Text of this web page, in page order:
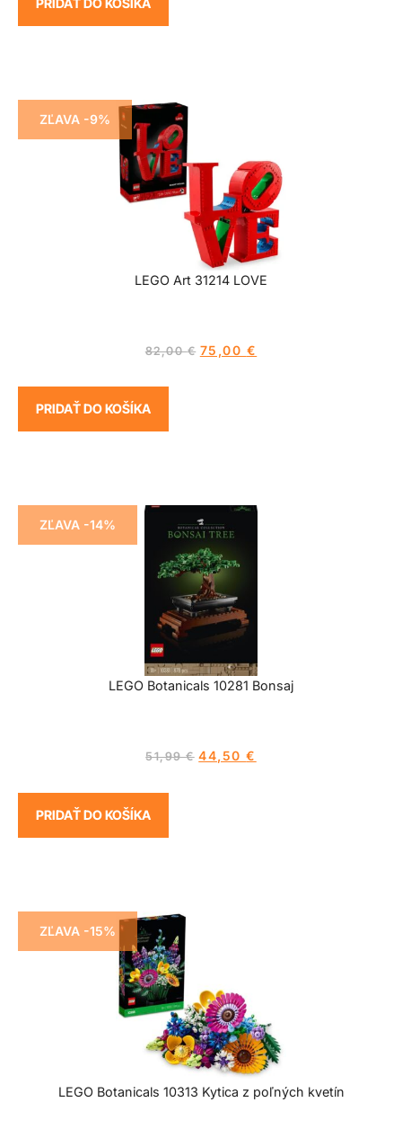
PRIDAŤ DO KOŠÍKA
ZĽAVA -9%
LEGO Art 31214 LOVE
82,00€ 75,00 €
PRIDAŤ DO KOŠÍKA
ZĽAVA -14%
LEGO Botanicals 10281 Bonsaj
51,99€ 44,50€
PRIDAŤ DO KOŠÍKA
ZĽAVA -15%
LEGO Botanicals 10313 Kytica z poľných kvetín